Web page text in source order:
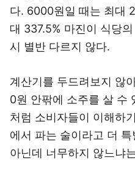
다. 6000원일 때는 최대
대 337.5% 마진이 식당
시 별반 다르지 않다.
계산기를 두드려보지 않
0원 안팎에 소주를 살 수
처럼 소비자들이 이해하
에서 파는 술이라고 더
아닌데 너무하지 않느냐